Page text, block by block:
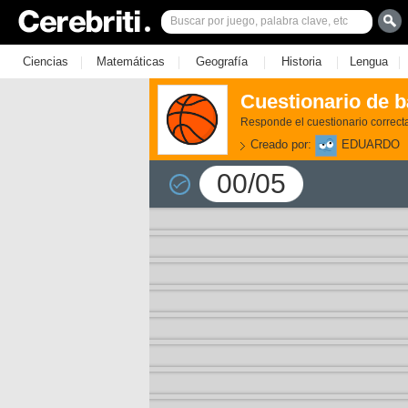
Ciencias | Matemáticas | Geografía | Historia | Lengua |
Cuestionario de
Responde el cuestionario
Creado por: EDUARDO
00/05